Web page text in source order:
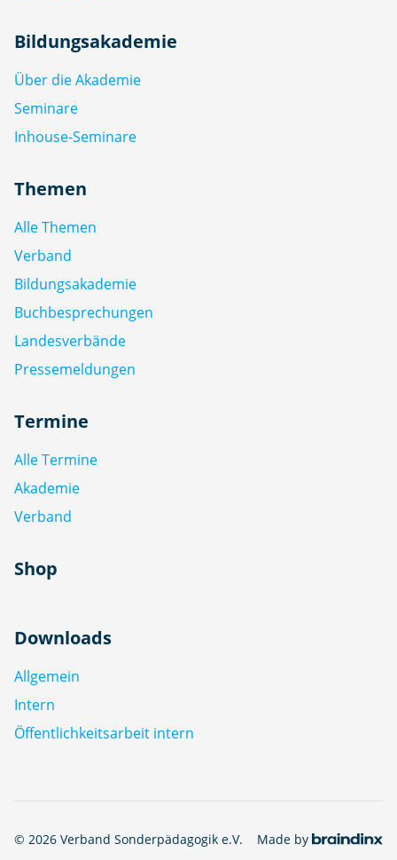
Bildungsakademie
Über die Akademie
Seminare
Inhouse-Seminare
Themen
Alle Themen
Verband
Bildungsakademie
Buchbesprechungen
Landesverbände
Pressemeldungen
Termine
Alle Termine
Akademie
Verband
Shop
Downloads
Allgemein
Intern
Öffentlichkeitsarbeit intern
© 2026 Verband Sonderpädagogik e.V. Made by